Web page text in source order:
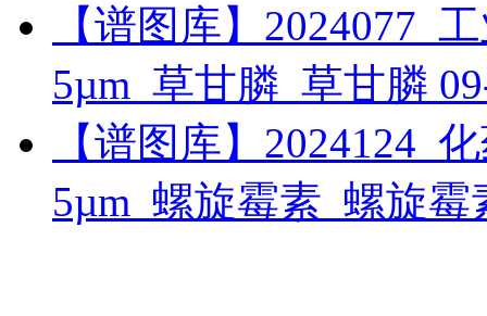
【谱图库】2024077_
5µm_草甘膦_草甘膦
【谱图库】2024124_
5µm_螺旋霉素_螺旋